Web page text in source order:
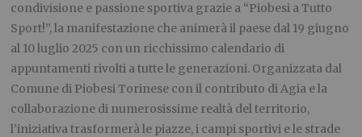
condivisione e passione sportiva grazie a “Piobesi a Tutto
Sport!”, la manifestazione che animerà il paese dal 19 giugno
al 10 luglio 2025 con un ricchissimo calendario di
appuntamenti rivolti a tutte le generazioni. Organizzata dal
Comune di Piobesi Torinese con il contributo di Agia e la
collaborazione di numerosissime realtà del territorio,
l’iniziativa trasformerà le piazze, i campi sportivi e le strade